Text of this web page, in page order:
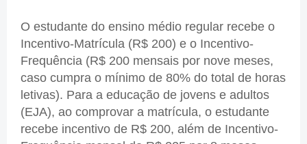
O estudante do ensino médio regular recebe o
Incentivo-Matrícula (R$ 200) e o Incentivo-
Frequência (R$ 200 mensais por nove meses,
caso cumpra o mínimo de 80% do total de horas
letivas). Para a educação de jovens e adultos
(EJA), ao comprovar a matrícula, o estudante
recebe incentivo de R$ 200, além de Incentivo-